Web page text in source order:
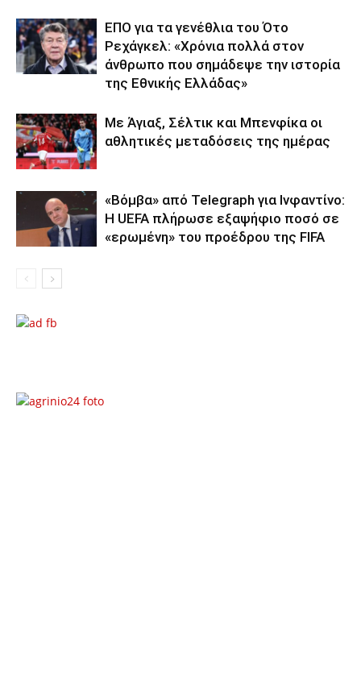
ΕΠΟ για τα γενέθλια του Ότο
Ρεχάγκελ: «Χρόνια πολλά στον
άνθρωπο που σημάδεψε την ιστορία
της Εθνικής Ελλάδας»
Με Άγιαξ, Σέλτικ και Μπενφίκα οι
αθλητικές μεταδόσεις της ημέρας
«Βόμβα» από Telegraph για Ινφαντίνο:
Η UEFA πλήρωσε εξαψήφιο ποσό σε
«ερωμένη» του προέδρου της FIFA